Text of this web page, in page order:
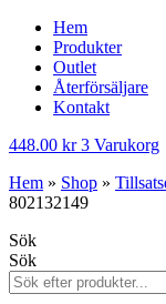
Hem
Produkter
Outlet
Återförsäljare
Kontakt
448.00 kr 3 Varukorg
Hem » Shop »
802132149
Sök
Sök